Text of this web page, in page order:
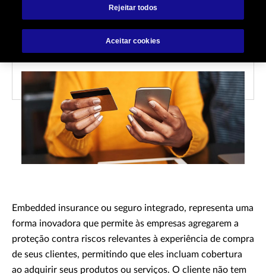
insurance?
Embedded insurance ou seguro integrado, representa uma
forma inovadora que permite às empresas agregarem a
proteção contra riscos relevantes à experiência de compra
de seus clientes, permitindo que eles incluam cobertura
ao adquirir seus produtos ou serviços. O cliente não tem
Rejeitar todos
Aceitar cookies